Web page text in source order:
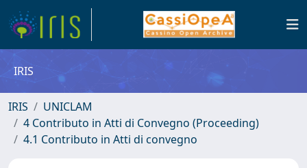
IRIS
IRIS
UNICLAM
4 Contributo in Atti di Convegno (Proceeding)
4.1 Contributo in Atti di convegno